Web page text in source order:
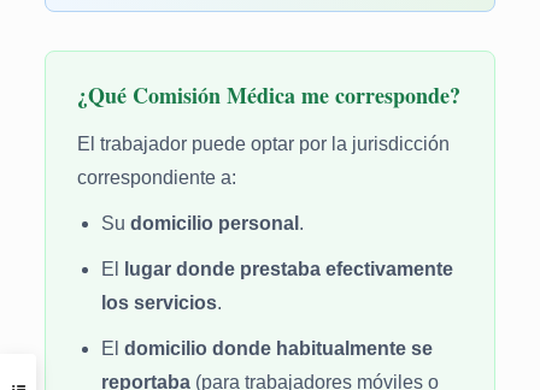
¿Qué Comisión Médica me corresponde?
El trabajador puede optar por la jurisdicción
correspondiente a:
Su domicilio personal .
El
lugar donde prestaba efectivamente
los servicios.
El domicilio donde habitualmente se
reportaba(para trabajadores móviles o